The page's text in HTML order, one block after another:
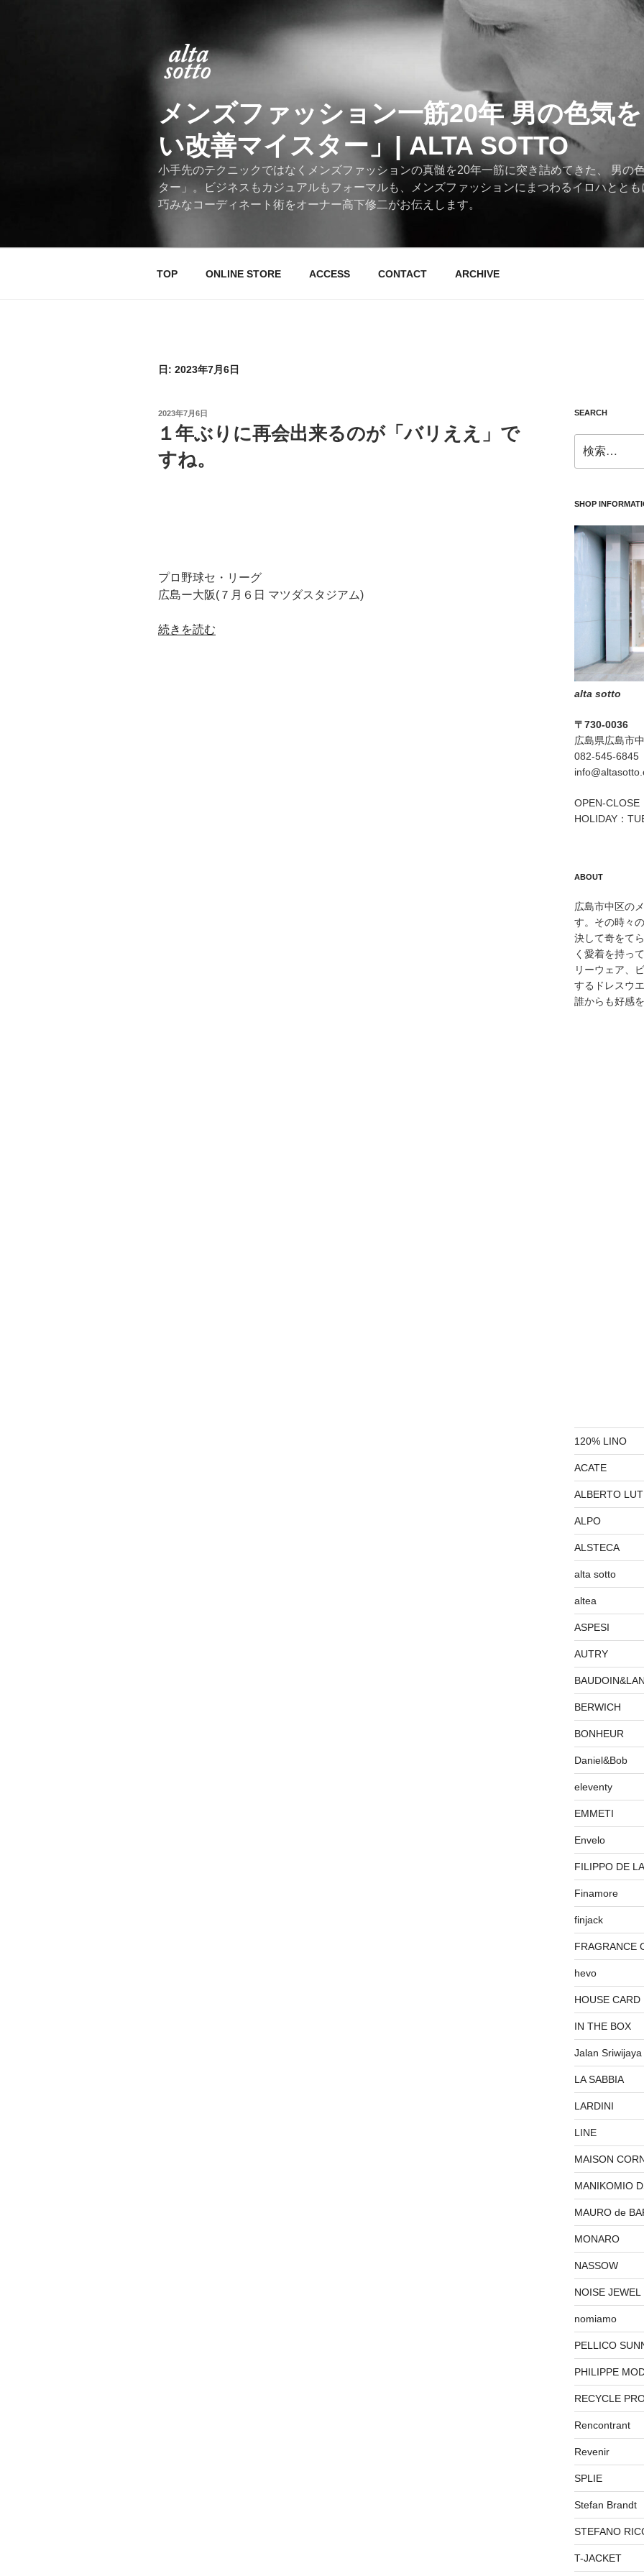
メンズファッション一筋20年 男の色気
い改善マイスター」| ALTA SOTTO
小手先のテクニックではなくメンズファッションの真髄を20年一筋に突き詰めてきた、 男の
ター」。ビジネスもカジュアルもフォーマルも、メンズファッションにまつわるイロハとと
巧みなコーディネート術をオーナー高下修二がお伝えします。
TOP ONLINE STORE ACCESS CONTACT ARCHIVE
日: 2023年7月6日
投
2023年7月6日
１年ぶりに再会出来るのが「バリええ」で
すね。
プロ野球セ・リーグ
広島ー大阪(７月６日 マツダスタジアム)
“１
続きを読む
SEARCH
索:
SHOP
alta sotto
〒730-0036
広島県広島市
082-545-6845
OPEN-CLOSE
HOLIDAY：
ABOUT
広島市中区の
す。その時々
決して奇をて
く愛着を持っ
リーウェア、
するドレスウ
誰からも好感
120% LINO
ACATE
ALBERTO
ALPO
ALSTECA
alta sotto
altea
ASPESI
AUTRY
BERWICH
BONHEUR
Daniel&Bob
eleventy
EMMETI
Envelo
FILIPPO DE
Finamore
finjack
FRAGRANCE
hevo
HOUSE CARD
IN THE BOX
Jalan Sriwijaya
LA SABBIA
LARDINI
LINE
MAISON
MANIKOMIO
MAURO de
MONARO
NASSOW
NOISE JEWEL
nomiamo
PELLICO
PHILIPPE
RECYCLE
Rencontrant
Revenir
SPLIE
Stefan Brandt
STEFANO
T-JACKET